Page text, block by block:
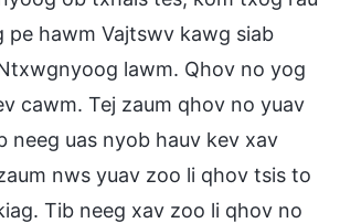
pe hawm Vajtswv kawg siab
lawm. Qhov no yog
cawm. Tej zaum qhov no yuav
neeg uas nyob hauv kev xav
nws yuav zoo li qhov tsis to
Tib neeg xav zoo li qhov no